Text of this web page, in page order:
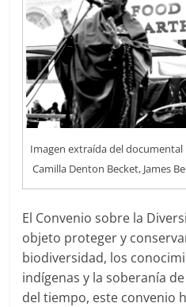
Imagen extraída del documental
Camilla Denton Becket, James
El Convenio sobre la
objeto proteger y
biodiversidad, los
indígenas y la soberanía
del tiempo, este convenio